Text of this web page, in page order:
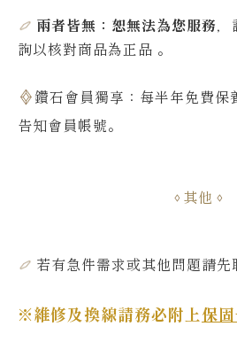
兩者皆無：恕無法為您服務，
詢以核對商品為正品 。
鑽石會員獨享：每半年免費保
告知會員帳號。
其他
若有急件需求或其他問題請先
※維修及換線請務必附上保